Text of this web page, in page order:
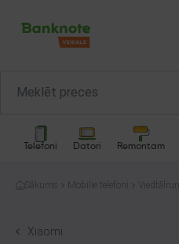
Telefoni Datori Remontam
Sākums Mobilie telefoni Viedtālruņi
Xiaomi